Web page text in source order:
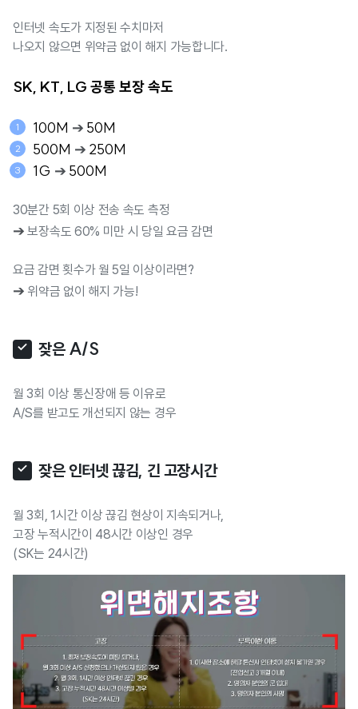
인터넷 속도가 지정된 수치마저
나오지 않으면 위약금 없이 해지 가능합니다.
SK, KT, LG 공통 보장 속도
100M ➔ 50M
500M ➔ 250M
1G ➔ 500M
30분간 5회 이상 전송 속도 측정
➔ 보장속도 60% 미만 시 당일 요금 감면
요금 감면 횟수가 월 5일 이상이라면?
➔ 위약금 없이 해지 가능!
잦은 A/S
월 3회 이상 통신장애 등 이유로
A/S를 받고도 개선되지 않는 경우
잦은 인터넷 끊김, 긴 고장시간
월 3회, 1시간 이상 끊김 현상이 지속되거나,
고장 누적시간이 48시간 이상인 경우
(SK는 24시간)